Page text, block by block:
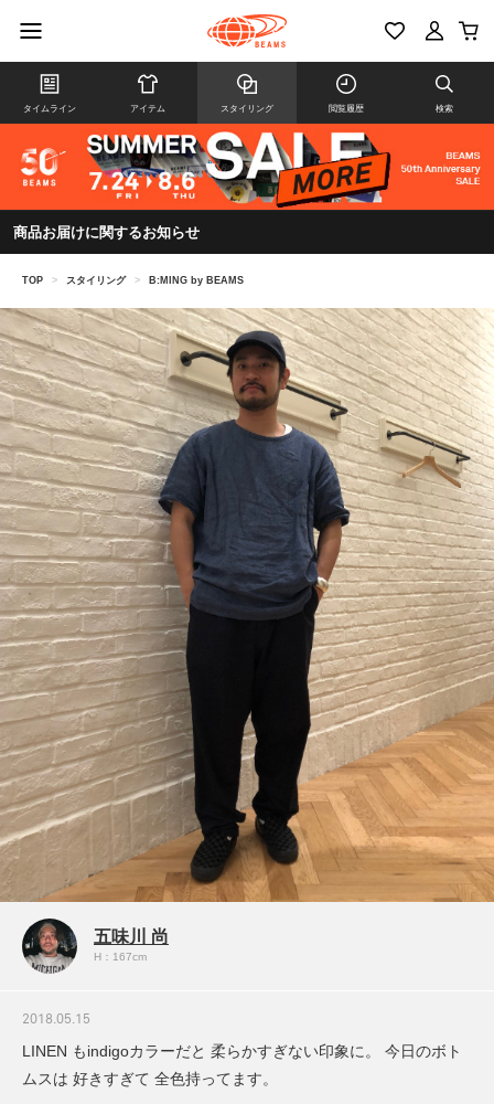
タイムライン アイテム スタイリング 閲覧履歴 検索
商品お届けに関するお知らせ
TOP > スタイリング > B:MING by BEAMS
五味川 尚
H：167cm
2018.05.15
LINEN もindigoカラーだと 柔らかすぎない印象に。 今日のボト
ムスは 好きすぎて 全色持ってます。